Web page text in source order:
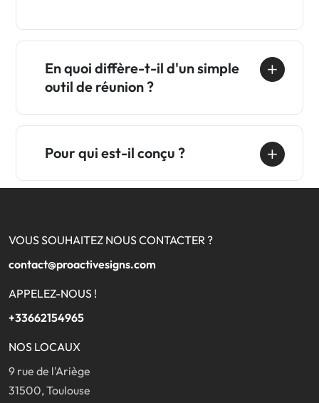
En quoi diffère-t-il d'un simple
outil de réunion ?
Pour qui est-il conçu ?
VOUS SOUHAITEZ NOUS CONTACTER ?
contact@proactivesigns.com
APPELEZ-NOUS !
+33662154965
NOS LOCAUX
9 rue de l'Ariège
31500, Toulouse